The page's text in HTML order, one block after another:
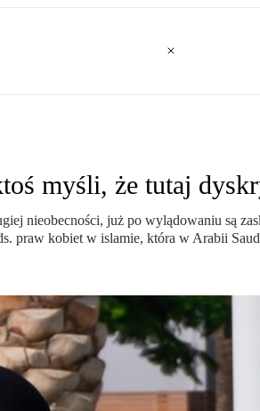
myśli, że tutaj
nieobecności, już po wylądowaniu są
praw kobiet w islamie, która w Arabii